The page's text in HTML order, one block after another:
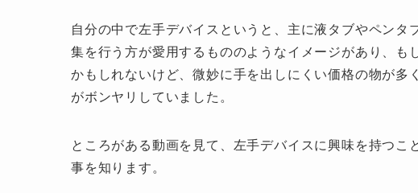
自分の中で左手デバイスというと、主に液タブやペン
集を行う方が愛用するもののようなイメージがあり、
かもしれないけど、微妙に手を出しにくい価格の物が
がボンヤリしていました。
ところがある動画を見て、左手デバイスに興味を持つ
事を知ります。